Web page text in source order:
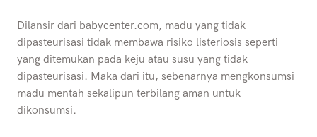
Dilansir dari babycenter.com, madu yang tidak
dipasteurisasi tidak membawa risiko listeriosis seperti
yang ditemukan pada keju atau susu yang tidak
dipasteurisasi. Maka dari itu, sebenarnya mengkonsumsi
madu mentah sekalipun terbilang aman untuk
dikonsumsi.